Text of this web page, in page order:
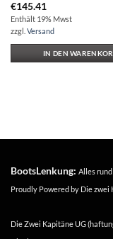
€145.41
Enthält 19% Mwst
zzgl. Versand
IN DEN
BootsLenkung: Alles
Proudly Powered by Die zwei
Die Zwei Kapitäne UG